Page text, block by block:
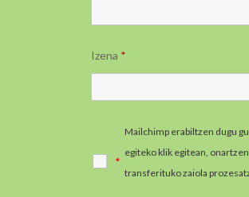
Izena *
*
Mailchimp erabiltzen dugu
egiteko klik egitean,
transferituko zaiola